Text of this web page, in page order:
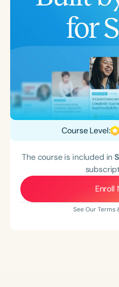
Course Level:
The course is included in
Enroll
See Our Terms